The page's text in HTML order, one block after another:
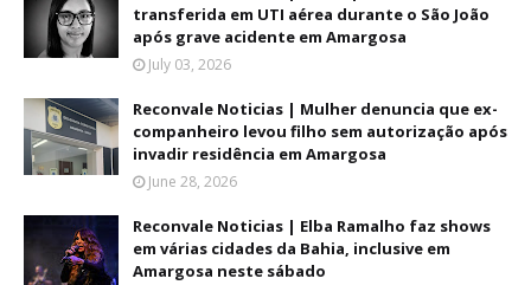
transferida em UTI aérea durante o São João
após grave acidente em Amargosa
July 03, 2026
Reconvale Noticias | Mulher denuncia que ex-
companheiro levou filho sem autorização após
invadir residência em Amargosa
June 28, 2026
Reconvale Noticias | Elba Ramalho faz shows
em várias cidades da Bahia, inclusive em
Amargosa neste sábado